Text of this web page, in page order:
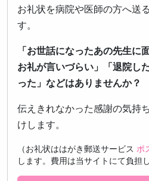
お礼状を病院や医師の方へ送
す。
「お世話になったあの先生に
お礼が言いづらい」「退院し
った」などはありませんか？
伝えきれなかった感謝の気持
けします。
（お礼状ははがき郵送サービス ポ
します。費用は当サイトにて負担